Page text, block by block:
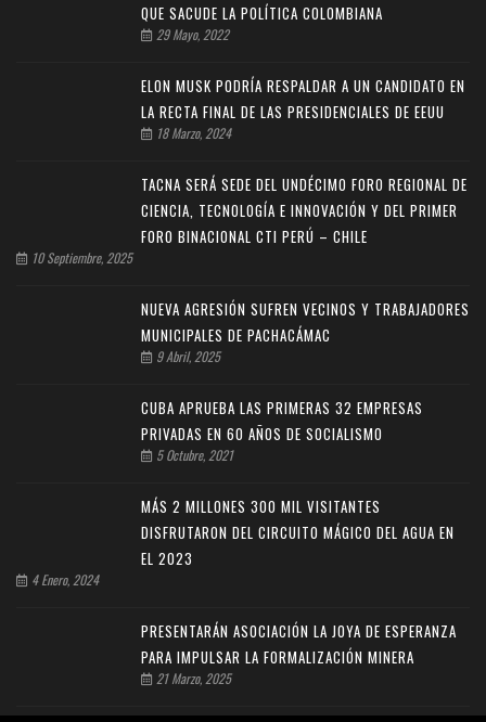
QUE SACUDE LA POLÍTICA COLOMBIANA
29 Mayo, 2022
ELON MUSK PODRÍA RESPALDAR A UN CANDIDATO EN
LA RECTA FINAL DE LAS PRESIDENCIALES DE EEUU
18 Marzo, 2024
TACNA SERÁ SEDE DEL UNDÉCIMO FORO REGIONAL DE
CIENCIA, TECNOLOGÍA E INNOVACIÓN Y DEL PRIMER
FORO BINACIONAL CTI PERÚ – CHILE
10 Septiembre, 2025
NUEVA AGRESIÓN SUFREN VECINOS Y TRABAJADORES
MUNICIPALES DE PACHACÁMAC
9 Abril, 2025
CUBA APRUEBA LAS PRIMERAS 32 EMPRESAS
PRIVADAS EN 60 AÑOS DE SOCIALISMO
5 Octubre, 2021
MÁS 2 MILLONES 300 MIL VISITANTES
DISFRUTARON DEL CIRCUITO MÁGICO DEL AGUA EN
EL 2023
4 Enero, 2024
PRESENTARÁN ASOCIACIÓN LA JOYA DE ESPERANZA
PARA IMPULSAR LA FORMALIZACIÓN MINERA
21 Marzo, 2025